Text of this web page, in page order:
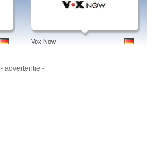
Vox Now
- advertentie -